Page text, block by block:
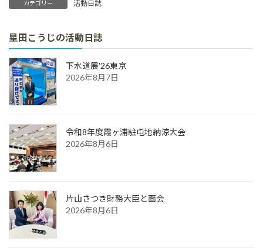
カテゴリー 活動日誌
星田こうじの活動日誌
下水道展'26東京
2026年8月7日
令和8年度霞ヶ浦駐屯地納涼大会
2026年8月6日
片山さつき財務大臣と面会
2026年8月6日